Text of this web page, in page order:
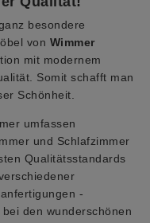
besondere
von Wimmer
mit modernem
Somit schafft man
Schönheit.
umfassen
und Schlafzimmer
Qualitätsstandards
-
den wunderschönen